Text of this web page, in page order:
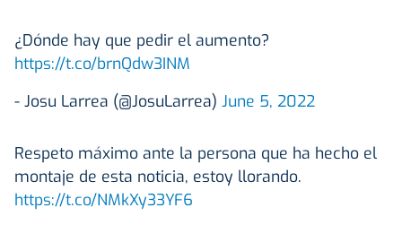
¿Dónde hay que pedir el aumento?
https://t.co/brnQdw3INM
- Josu Larrea (@JosuLarrea) June 5, 2022
Respeto máximo ante la persona que ha hecho el
montaje de esta noticia, estoy llorando.
https://t.co/NMkXy33YF6